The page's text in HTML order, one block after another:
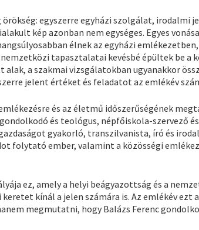
egyszerre egyházi szolgálat, irodalmi
kép azonban nem egységes. Egyes
élnek az egyházi
tapasztalatai kevésbé épültek be a
a szakmai vizsgálatokban ugyanakkor
jelent értéket és feladatot az emlékév
és az életmű időszerűségének
és teológus, népfőiskola-szervező
gyakorló, transzilvanista, író és
folytató ember, valamint a közösségi
ez, amely a helyi beágyazottság és a
kínál a jelen számára is. Az emlékév ezt
megmutatni, hogy Balázs Ferenc